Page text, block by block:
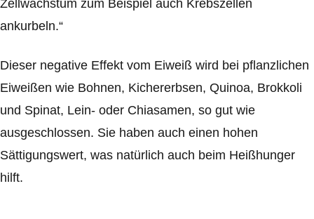
Zellwachstum zum Beispiel auch Krebszellen
ankurbeln.“
Dieser negative Effekt vom Eiweiß wird bei pflanzlichen
Eiweißen wie Bohnen, Kichererbsen, Quinoa, Brokkoli
und Spinat, Lein- oder Chiasamen, so gut wie
ausgeschlossen. Sie haben auch einen hohen
Sättigungswert, was natürlich auch beim Heißhunger
hilft.